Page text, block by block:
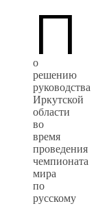
П
о
решению
руководства
Иркутской
области
во
время
проведения
чемпионата
мира
по
русскому